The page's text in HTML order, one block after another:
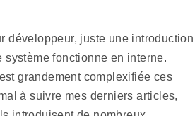
développeur, juste une introduction
fonctionne en interne.
grandement complexifiée ces
à suivre mes derniers articles,